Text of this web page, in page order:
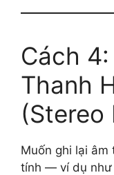
Cách
Thanh
(Stereo
Muốn ghi lại
tính — ví dụ như